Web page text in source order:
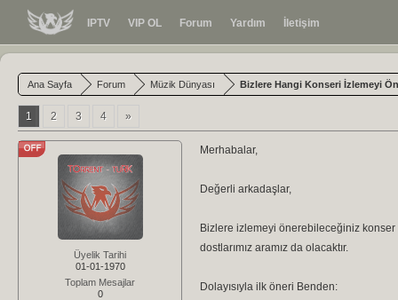
IPTV VIP OL Forum Yardım İletişim
Ana Sayfa Forum Müzik Dünyası Bizlere Hangi Konseri İzlemeyi
1 2 3 4 »
Üyelik Tarihi
01-01-1970
Toplam Mesajlar
0
Merhabalar,
Değerli arkadaşlar,
Bizlere izlemeyi önerebileceğiniz
dostlarımız aramız da olacaktır.
Dolayısıyla ilk öneri Benden: